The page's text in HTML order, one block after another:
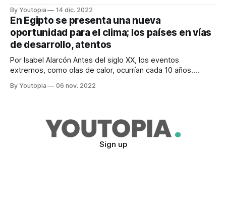
Naciones Unidas sobre Diversidad Biológica, conocida
como COP15. A menos de una semana de que terminé el
evento más importante
By Youtopia 14 dic. 2022
En Egipto se presenta una nueva
oportunidad para el clima; los países en vías
de desarrollo, atentos
Por Isabel Alarcón Antes del siglo XX, los eventos
extremos, como olas de calor, ocurrían cada 10 años.
lado, las poblaciones de aves, anfibios, reptiles y peces en
By Youtopia 06 nov. 2022
Sign up